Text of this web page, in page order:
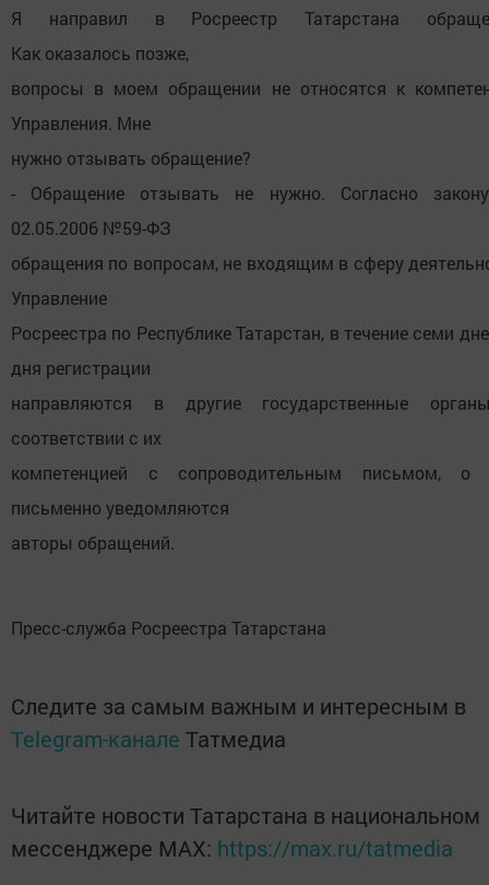
Я направил в Росреестр Татарстана
Как оказалось позже,
вопросы в моем обращении не относятся к
Управления. Мне
нужно отзывать обращение?
- Обращение отзывать не нужно. Согласно
02.05.2006 №59-ФЗ
обращения по вопросам, не входящим в сферу
Управление
Росреестра по Республике Татарстан, в течение семи
дня регистрации
направляются в другие государственные
соответствии с их
компетенцией с сопроводительным письмом, о
письменно уведомляются
авторы обращений.
Пресс-служба Росреестра Татарстана
Следите за самым важным и интересным в
Telegram-канале Татмедиа
Читайте новости Татарстана в национальном
мессенджере MАХ: https://max.ru/tatmedia